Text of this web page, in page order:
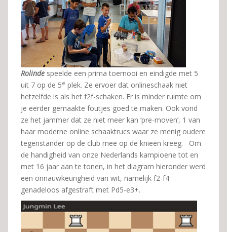
Rolinde speelde een prima toernooi en eindigde met 5
uit 7 op de 5e plek. Ze ervoer dat onlineschaak niet
hetzelfde is als het f2f-schaken. Er is minder ruimte om
je eerder gemaakte foutjes goed te maken. Ook vond
ze het jammer dat ze niet meer kan ‘pre-moven’, 1 van
haar moderne online schaaktrucs waar ze menig oudere
tegenstander op de club mee op de knieën kreeg. Om
de handigheid van onze Nederlands kampioene tot en
met 16 jaar aan te tonen, in het diagram hieronder werd
een onnauwkeurigheid van wit, namelijk f2-f4
genadeloos afgestraft met Pd5-e3+.